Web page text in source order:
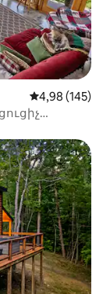
Միջին
4,98 (145)